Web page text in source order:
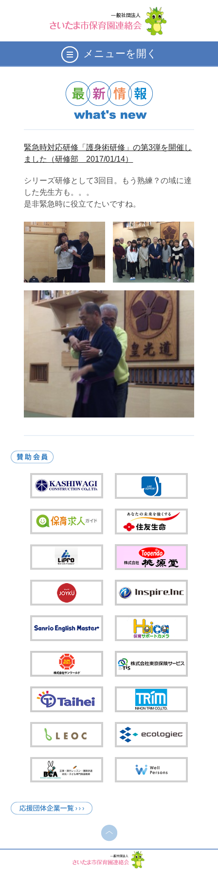
メニューを開く
緊急時対応研修「護身術研修」の第3弾を開催し
ました（研修部 2017/01/14）
シリーズ研修として3回目。もう熟練？の域に達
した先生方も。。。
是非緊急時に役立てたいですね。